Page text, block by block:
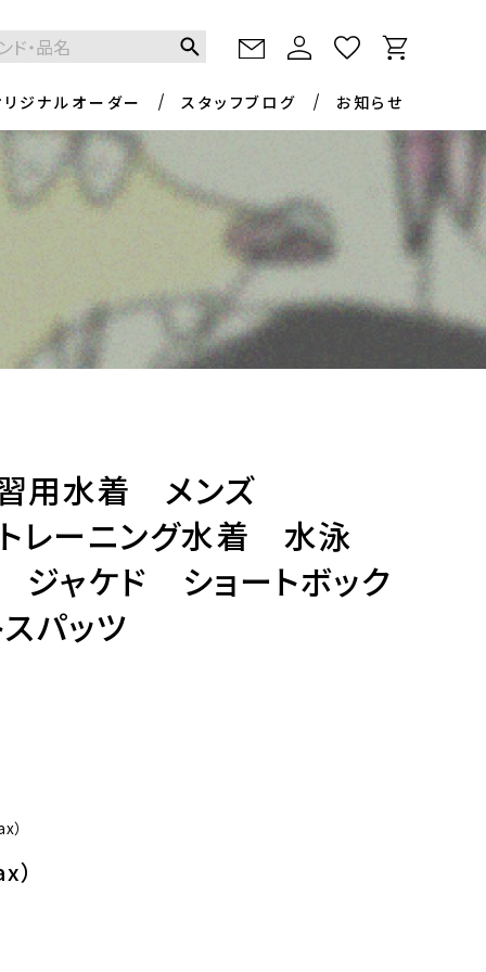
リジナルオーダー スタッフブログ お知らせ
用水着 メンズ
レーニング水着 水泳
ャケド ショートボック
パッツ
）
）